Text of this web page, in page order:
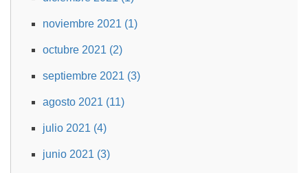
noviembre 2021 (1)
octubre 2021 (2)
septiembre 2021 (3)
agosto 2021 (11)
julio 2021 (4)
junio 2021 (3)